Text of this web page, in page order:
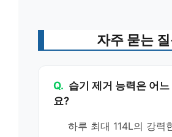
자주 묻는
Q. 습기 제거 능력은 어
요?
하루 최대 114L의 강력